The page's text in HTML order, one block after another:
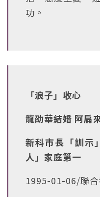
功。
「浪子」收心
龍劭華結婚 阿扁
新科市長「訓示
人」家庭第一
1995-01-06/聯